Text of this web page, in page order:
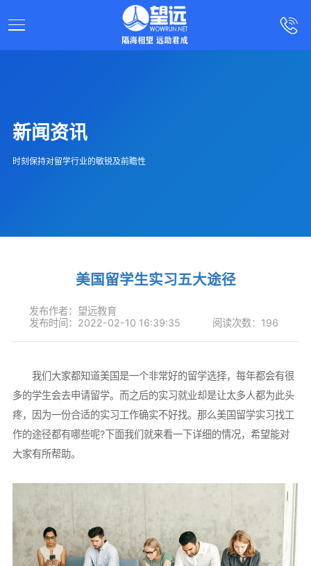
新闻资讯
时刻保持对留学行业的敏锐及前瞻性
美国留学生实习五大途径
发布作者：望远教育
发布时间：2022-02-10 16:39:35
阅读次数：196
我们大家都知道美国是一个非常好的留学选择，每年都会有很
多的学生会去申请留学。而之后的实习就业却是让太多人都为此头
疼，因为一份合适的实习工作确实不好找。那么美国留学实习找工
作的途径都有哪些呢?下面我们就来看一下详细的情况，希望能对
大家有所帮助。